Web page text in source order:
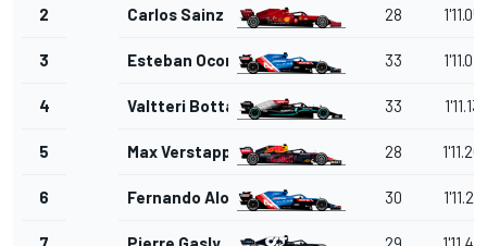
2 Carlos Sainz Jr. 28
3 Esteban Ocon 33
4 Valtteri Bottas 33
5 Max Verstappen 28
6 Fernando Alonso 30